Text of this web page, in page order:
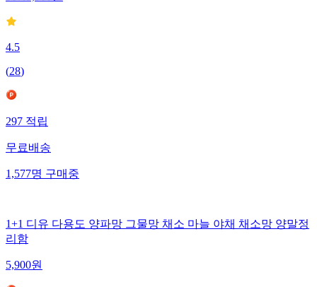
4.5
(28)
297 적립
무료배송
1,577명 구매중
1+1 디유 다용도 양파망 그물망 채소 마늘 야채 채소망 양말정
리함
5,900원